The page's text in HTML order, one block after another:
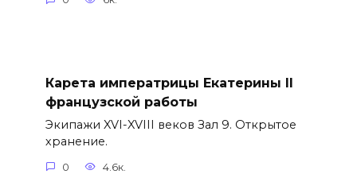
Карета императрицы Екатерины II
французской работы
Экипажи XVI-XVIII веков Зал 9. Открытое
хранение.
0 4.6к.